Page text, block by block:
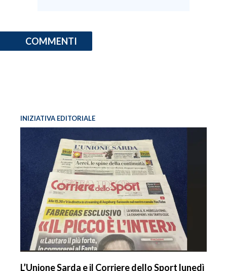
COMMENTI
INIZIATIVA EDITORIALE
L’Unione Sarda e il Corriere dello Sport lunedì